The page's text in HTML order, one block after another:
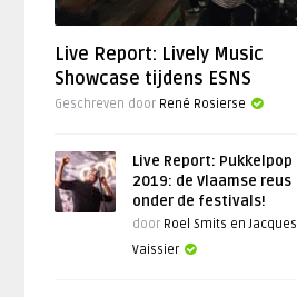
Live Report: Lively Music
Showcase tijdens ESNS
Geschreven door René Rosierse
Live Report: Pukkelpop
2019: de Vlaamse reus
onder de festivals!
door Roel Smits en Jacques
Vaissier